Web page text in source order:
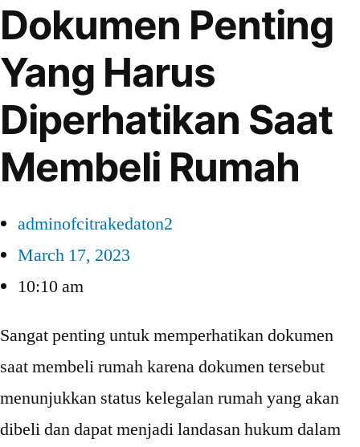
Dokumen Penting
Yang Harus
Diperhatikan Saat
Membeli Rumah
adminofcitrakedaton2
March 17, 2023
10:10 am
Sangat penting untuk memperhatikan dokumen
saat membeli rumah karena dokumen tersebut
menunjukkan status kelegalan rumah yang akan
dibeli dan dapat menjadi landasan hukum dalam